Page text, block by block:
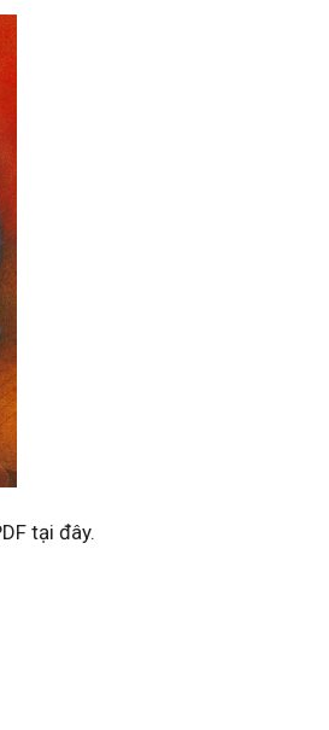
tại đây.